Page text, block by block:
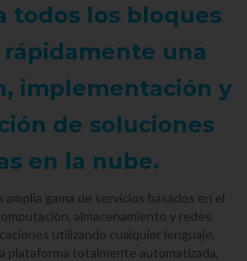
todos los bloques
rápidamente una
implementación y
de soluciones
en la nube.
gama de servicios basados en el
almacenamiento y redes.
utilizando cualquier lenguaje,
plataforma totalmente automatizada,